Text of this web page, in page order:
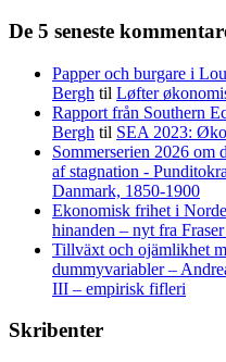
De 5 seneste
Papper och burgare i
Bergh til Løfter
Rapport från Southern
Bergh til SEA 2023:
Sommerserien 2026 om
af stagnation -
Danmark, 1850-1900
Ekonomisk frihet i
hinanden – nyt fra
Tillväxt och ojämlikhet
dummyvariabler –
III – empirisk fifleri
Skribenter